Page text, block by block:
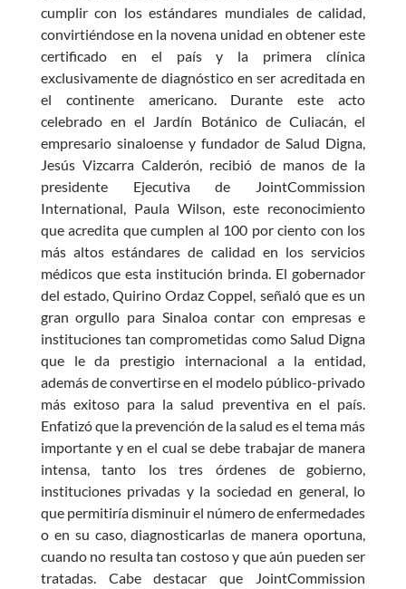
cumplir con los estándares mundiales de calidad,
convirtiéndose en la novena unidad en obtener este
certificado en el país y la primera clínica
exclusivamente de diagnóstico en ser acreditada en
el continente americano. Durante este acto
celebrado en el Jardín Botánico de Culiacán, el
empresario sinaloense y fundador de Salud Digna,
Jesús Vizcarra Calderón, recibió de manos de la
presidente Ejecutiva de JointCommission
International, Paula Wilson, este reconocimiento
que acredita que cumplen al 100 por ciento con los
más altos estándares de calidad en los servicios
médicos que esta institución brinda. El gobernador
del estado, Quirino Ordaz Coppel, señaló que es un
gran orgullo para Sinaloa contar con empresas e
instituciones tan comprometidas como Salud Digna
que le da prestigio internacional a la entidad,
además de convertirse en el modelo público-privado
más exitoso para la salud preventiva en el país.
Enfatizó que la prevención de la salud es el tema más
importante y en el cual se debe trabajar de manera
intensa, tanto los tres órdenes de gobierno,
instituciones privadas y la sociedad en general, lo
que permitiría disminuir el número de enfermedades
o en su caso, diagnosticarlas de manera oportuna,
cuando no resulta tan costoso y que aún pueden ser
tratadas. Cabe destacar que JointCommission